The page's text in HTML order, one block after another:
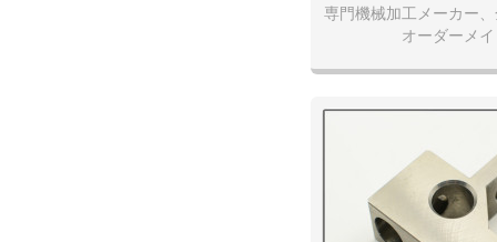
き部品
専門機械加工メーカー
オーダーメ